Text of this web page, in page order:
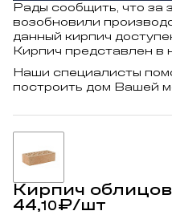
Рады сообщить, что за
возобновили
данный кирпич
Кирпич представлен в
Наши специалисты
построить дом Вашей
Кирпич
44,10₽/шт